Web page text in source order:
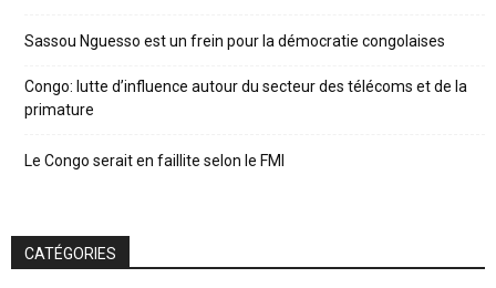
Sassou Nguesso est un frein pour la démocratie congolaises
Congo: lutte d’influence autour du secteur des télécoms et de la
primature
Le Congo serait en faillite selon le FMI
CATÉGORIES